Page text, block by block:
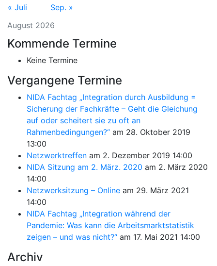
August 2026
« Juli
Sep. »
Kommende Termine
Keine Termine
Vergangene Termine
NIDA Fachtag „Integration durch Ausbildung =
Sicherung der Fachkräfte – Geht die Gleichung
auf oder scheitert sie zu oft an
Rahmenbedingungen?“ am 28. Oktober 2019
13:00
Netzwerktreffen am 2. Dezember 2019 14:00
NIDA Sitzung am 2. März. 2020 am 2. März 2020
14:00
Netzwerksitzung – Online am 29. März 2021
14:00
NIDA Fachtag „Integration während der
Pandemie: Was kann die Arbeitsmarktstatistik
zeigen – und was nicht?“ am 17. Mai 2021 14:00
Archiv